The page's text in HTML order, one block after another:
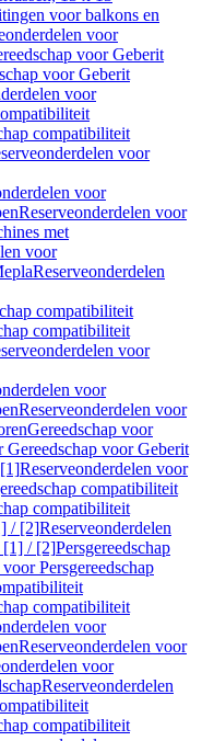
voor balkons en
voor
voor Geberit
voor Geberit
voor
compatibiliteit
voor
voor
Reserveonderdelen voor
met
voor
Reserveonderdelen
compatibiliteit
compatibiliteit
voor
voor
Reserveonderdelen voor
Gereedschap voor
Gereedschap voor Geberit
Reserveonderdelen voor
compatibiliteit
compatibiliteit
/ [2]Reserveonderdelen
[1] / [2]Persgereedschap
Persgereedschap
compatibiliteit
voor
Reserveonderdelen voor
voor
Reserveonderdelen
compatibiliteit